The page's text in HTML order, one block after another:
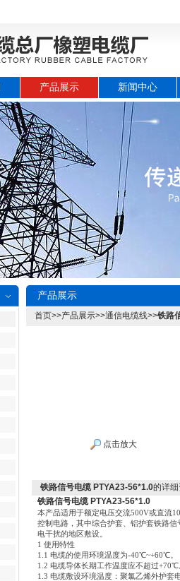
产品展示 新闻中心
产品展示
首页>>产品展示>>通信电缆线>>铁路
点击放大
铁路信号电缆 PTYA23-56*1.0的详
铁路信号电缆 PTYA23-56*1.0
本产品适用于额定电压交流500V或直流
控制电路，其中综合护套、铝护套铁路
电干扰的地区敷设。
1 使用特性
1.1 电缆的使用环境温度为-40℃~+60℃。
1.2 电缆导体长期工作温度应不超过+70℃
1.3 电缆敷设环境温度：聚氯乙烯外护